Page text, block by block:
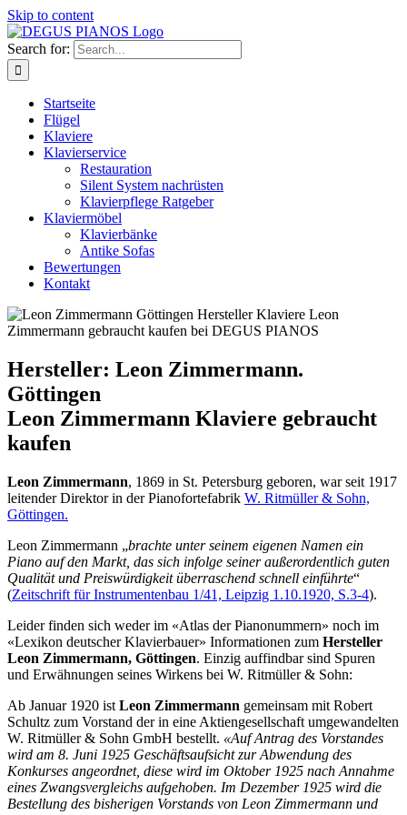
Skip to content
Search for:
Startseite
Flügel
Klaviere
Klavierservice
Restauration
Silent System nachrüsten
Klavierpflege Ratgeber
Klaviermöbel
Klavierbänke
Antike Sofas
Bewertungen
Kontakt
Hersteller: Leon Zimmermann.
Göttingen
Leon Zimmermann Klaviere gebraucht
kaufen
Leon Zimmermann, 1869 in St. Petersburg geboren, war seit 1917
leitender Direktor in der Pianofortefabrik W. Ritmüller & Sohn,
Göttingen.
Leon Zimmermann „brachte unter seinem eigenen Namen ein
Piano auf den Markt, das sich infolge seiner außerordentlich guten
Qualität und Preiswürdigkeit überraschend schnell einführte“
(Zeitschrift für Instrumentenbau 1/41, Leipzig 1.10.1920, S.3-4).
Leider finden sich weder im «Atlas der Pianonummern» noch im
«Lexikon deutscher Klavierbauer» Informationen zum Hersteller
Leon Zimmermann, Göttingen. Einzig auffindbar sind Spuren
und Erwähnungen seines Wirkens bei W. Ritmüller & Sohn:
Ab Januar 1920 ist Leon Zimmermann gemeinsam mit Robert
Schultz zum Vorstand der in eine Aktiengesellschaft umgewandelten
W. Ritmüller & Sohn GmbH bestellt. «Auf Antrag des Vorstandes
wird am 8. Juni 1925 Geschäftsaufsicht zur Abwendung des
Konkurses angeordnet, diese wird im Oktober 1925 nach Annahme
eines Zwangsvergleichs aufgehoben. Im Dezember 1925 wird die
Bestellung des bisherigen Vorstands von Leon Zimmermann und